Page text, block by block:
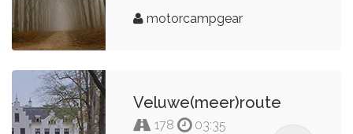
motorcampgear
Veluwe(meer)route
178
03:35